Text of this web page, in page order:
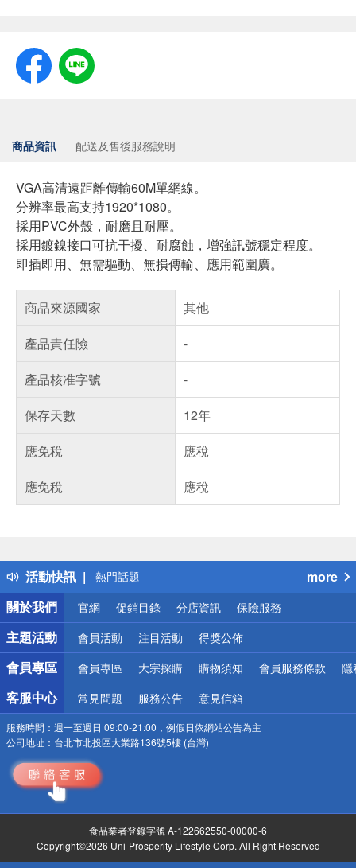
商品資訊 配送及售後服務說明
VGA高清遠距離傳輸60M單網線。
分辨率最高支持1920*1080。
採用PVC外殼，耐磨且耐壓。
採用鍍鎳接口可抗干擾、耐腐蝕，增強訊號穩定程度。
即插即用、無需驅動、無損傳輸、應用範圍廣。
商品來源國家
其他
產品責任險
-
產品核准字號
-
保存天數
12年
應免稅
應稅
應免稅
應稅
活動快訊
得獎公告
熱門話題
銀行優惠
偏遠地區配送
詐騙網頁！請小心！
more
關於我們
官網 促銷目錄 分店資訊 保險服務
主題活動 會員活動 注目活動 得獎公佈
會員專區 會員專區 大宗採購 購物須知 會員服務條款 隱
客服中心 常見問題 服務公告 意見信箱
服務時間： 週一至週日 09:00-21:00，例假日依網站公告為主
公司地址： 台北市北投區大業路136號5樓 (台灣)
食品業者登錄字號 A-122662550-00000-6
Copyright©2026 Uni-Prosperity Lifestyle Corp. All Right Reserved